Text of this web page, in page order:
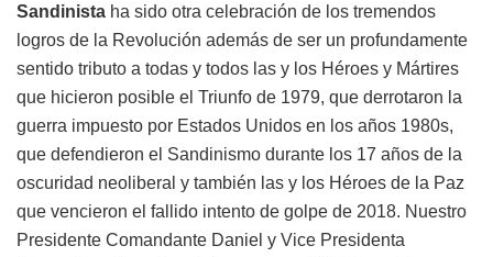
Sandinista ha sido otra celebración de los tremendos
logros de la Revolución además de ser un profundamente
sentido tributo a todas y todos las y los Héroes y Mártires
que hicieron posible el Triunfo de 1979, que derrotaron la
guerra impuesto por Estados Unidos en los años 1980s,
que defendieron el Sandinismo durante los 17 años de la
oscuridad neoliberal y también las y los Héroes de la Paz
que vencieron el fallido intento de golpe de 2018. Nuestro
Presidente Comandante Daniel y Vice Presidenta